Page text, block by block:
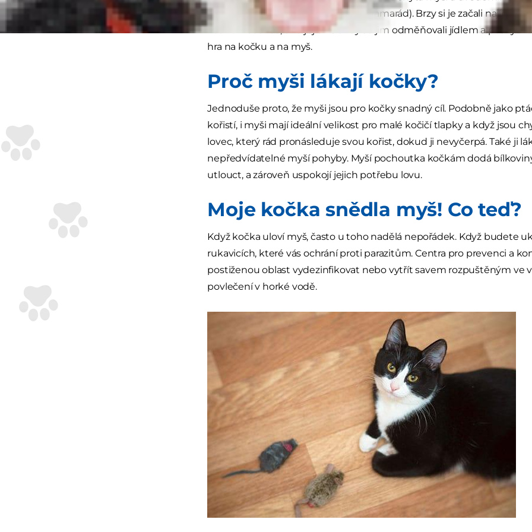
(kromě toho, že je kočka roztomilý kamarád). Brzy si je začali najímat
zbavit hlodavců, a za jejich služby se jim odměňovali jídlem a
hra na kočku a na myš.
Proč myši lákají kočky?
Jednoduše proto, že myši jsou pro kočky snadný cíl. Podobně jako
kořistí, i myši mají ideální velikost pro malé kočičí tlapky a když jsou
lovec, který rád pronásleduje svou kořist, dokud ji nevyčerpá. Také ji
nepředvídatelné myší pohyby. Myší pochoutka kočkám dodá
utlouct, a zároveň uspokojí jejich potřebu lovu.
Moje kočka snědla myš! Co teď?
Když kočka uloví myš, často u toho nadělá nepořádek. Když budete
rukavicích, které vás ochrání proti parazitům. Centra pro prevenci a
postiženou oblast vydezinfikovat nebo vytřít savem rozpuštěným ve
povlečení v horké vodě.